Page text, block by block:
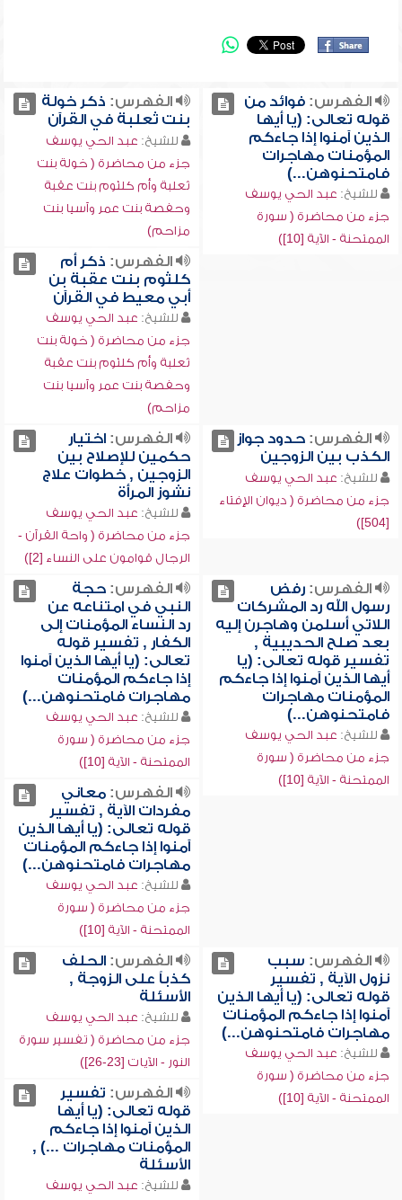
الفهرس:فوائد من
قوله تعالى: (يا أيها
الذين آمنوا إذا جاءكم
المؤمنات مهاجرات
فامتحنوهن...)
للشيخ: عبد الحي يوسف
جزء من محاضرة ( سورة
الممتحنة - الآية [10])
الفهرس: ذكر خولة
بنت ثعلبة في القرآن
للشيخ: عبد الحي يوسف
جزء من محاضرة ( خولة بنت
ثعلبة وأم كلثوم بنت عقبة
وحفصة بنت عمر وآسيا بنت
مزاحم)
الفهرس: ذكر أم
كلثوم بنت عقبة بن
أبي معيط في القرآن
للشيخ: عبد الحي يوسف
جزء من محاضرة ( خولة بنت
ثعلبة وأم كلثوم بنت عقبة
وحفصة بنت عمر وآسيا بنت
مزاحم)
الفهرس:حدود جواز
الكذب بين الزوجين
للشيخ: عبد الحي يوسف
جزء من محاضرة ( ديوان الإفتاء
[504])
الفهرس:اختيار
حكمين للإصلاح بين
الزوجين , خطوات علاج
نشوز المرأة
للشيخ: عبد الحي يوسف
جزء من محاضرة ( واحة القرآن -
الرجال قوامون على النساء [2])
الفهرس:رفض
رسول الله رد المشركات
اللاتي أسلمن وهاجرن إليه
بعد صلح الحديبية ,
تفسير قوله تعالى: (يا
أيها الذين آمنوا إذا جاءكم
المؤمنات مهاجرات
فامتحنوهن...)
للشيخ: عبد الحي يوسف
جزء من محاضرة ( سورة
الممتحنة - الآية [10])
الفهرس:حجة
النبي في امتناعه عن
رد النساء المؤمنات إلى
الكفار , تفسير قوله
تعالى: (يا أيها الذين آمنوا
إذا جاءكم المؤمنات
مهاجرات فامتحنوهن...)
للشيخ: عبد الحي يوسف
جزء من محاضرة ( سورة
الممتحنة - الآية [10])
الفهرس:معاني
مفردات الآية , تفسير
قوله تعالى: (يا أيها الذين
آمنوا إذا جاءكم المؤمنات
مهاجرات فامتحنوهن...)
للشيخ: عبد الحي يوسف
جزء من محاضرة ( سورة
الممتحنة - الآية [10])
الفهرس: سبب
نزول الآية , تفسير
قوله تعالى: (يا أيها الذين
آمنوا إذا جاءكم المؤمنات
مهاجرات فامتحنوهن...)
للشيخ: عبد الحي يوسف
جزء من محاضرة ( سورة
الممتحنة - الآية [10])
الفهرس:الحلف
كذباً على الزوجة ,
الأسئلة
للشيخ: عبد الحي يوسف
جزء من محاضرة ( تفسير سورة
النور - الآيات [23-26])
الفهرس: تفسير
قوله تعالى: (يا أيها
الذين آمنوا إذا جاءكم
المؤمنات مهاجرات ...) ,
الأسئلة
للشيخ: عبد الحي يوسف